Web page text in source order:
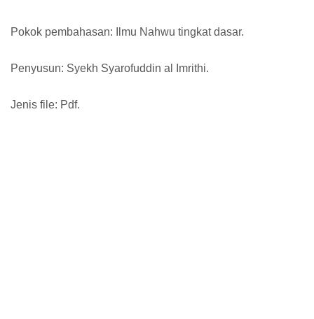
Pokok pembahasan: Ilmu Nahwu tingkat dasar.
Penyusun: Syekh Syarofuddin al Imrithi.
Jenis file: Pdf.